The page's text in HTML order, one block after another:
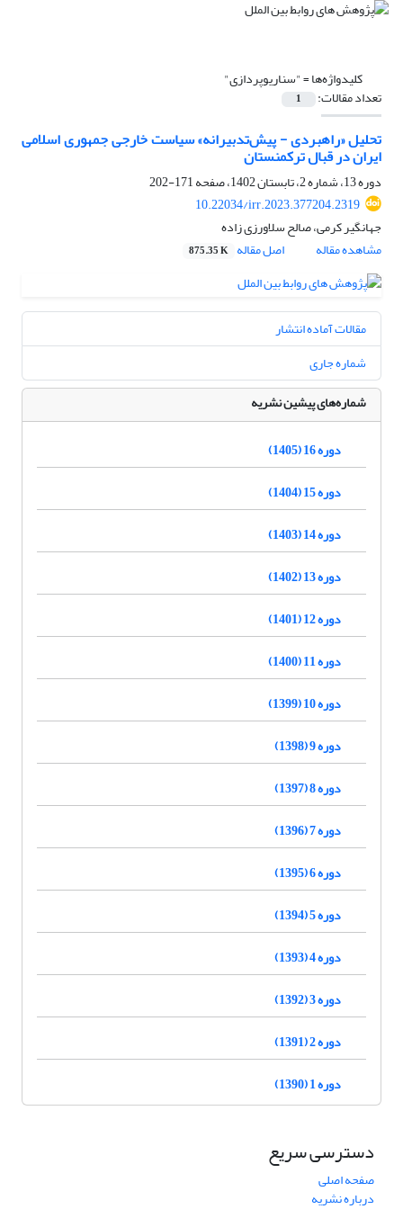
کلیدواژه‌ها ="سناریوپردازی"
تعداد مقالات: 1
تحلیل «راهبردی - پیش‌تدبیرانه» سیاست خارجی جمهوری اسلامی
ایران در قبال ترکمنستان
دوره 13، شماره 2، تابستان 1402، صفحه
171-202
10.22034/irr.2023.377204.2319
جهانگیر کرمی، صالح سلاورزی زاده
مشاهده مقاله
اصل مقاله 875.35 K
مقالات آماده انتشار
شماره جاری
شماره‌های پیشین نشریه
دوره 16 (1405)
دوره 15 (1404)
دوره 14 (1403)
دوره 13 (1402)
دوره 12 (1401)
دوره 11 (1400)
دوره 10 (1399)
دوره 9 (1398)
دوره 8 (1397)
دوره 7 (1396)
دوره 6 (1395)
دوره 5 (1394)
دوره 4 (1393)
دوره 3 (1392)
دوره 2 (1391)
دوره 1 (1390)
دسترسی سریع
صفحه اصلی
درباره نشریه